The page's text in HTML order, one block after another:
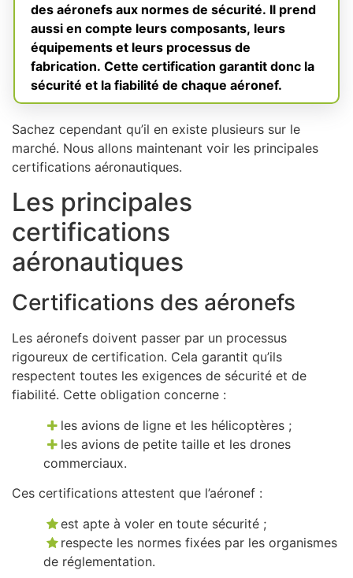
des aéronefs aux normes de sécurité. Il prend
aussi en compte leurs composants, leurs
équipements et leurs processus de
fabrication. Cette certification garantit donc la
sécurité et la fiabilité de chaque aéronef.
Sachez cependant qu’il en existe plusieurs sur le
marché. Nous allons maintenant voir les principales
certifications aéronautiques.
Les principales
certifications
aéronautiques
Certifications des aéronefs
Les aéronefs doivent passer par un processus
rigoureux de certification. Cela garantit qu’ils
respectent toutes les exigences de sécurité et de
fiabilité. Cette obligation concerne :
les avions de ligne et les hélicoptères ;
les avions de petite taille et les drones
commerciaux.
Ces certifications attestent que l’aéronef :
est apte à voler en toute sécurité ;
respecte les normes fixées par les organismes
de réglementation.